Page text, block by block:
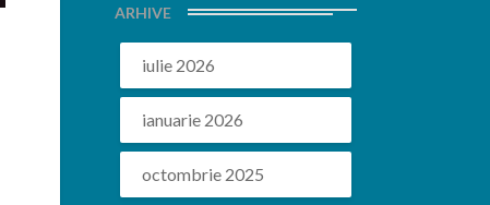
ARHIVE
iulie 2026
ianuarie 2026
octombrie 2025